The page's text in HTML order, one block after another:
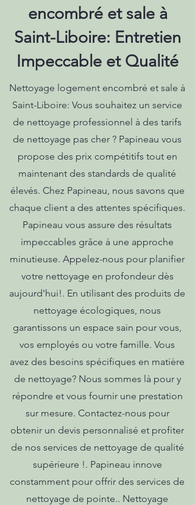
encombré et sale à
Saint-Liboire: Entretien
Impeccable et Qualité
Nettoyage logement encombré et sale à
Saint-Liboire: Vous souhaitez un service
de nettoyage professionnel à des tarifs
de nettoyage pas cher ? Papineau vous
propose des prix compétitifs tout en
maintenant des standards de qualité
élevés. Chez Papineau, nous savons que
chaque client a des attentes spécifiques.
Papineau vous assure des résultats
impeccables grâce à une approche
minutieuse. Appelez-nous pour planifier
votre nettoyage en profondeur dès
aujourd'hui!. En utilisant des produits de
nettoyage écologiques, nous
garantissons un espace sain pour vous,
vos employés ou votre famille. Vous
avez des besoins spécifiques en matière
de nettoyage? Nous sommes là pour y
répondre et vous fournir une prestation
sur mesure. Contactez-nous pour
obtenir un devis personnalisé et profiter
de nos services de nettoyage de qualité
supérieure !. Papineau innove
constamment pour offrir des services de
nettoyage de pointe.. Nettoyage